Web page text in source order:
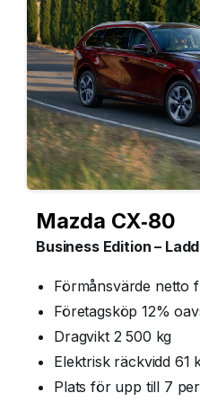
Mazda CX‑80
Business Edition –
Förmånsvärde netto
Företagsköp 12%
Dragvikt 2 500 kg
Elektrisk räckvidd 61
Plats för upp till 7